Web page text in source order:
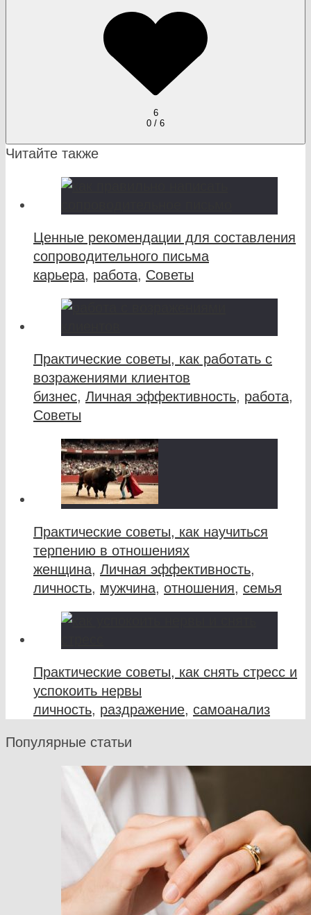
6
0 / 6
Читайте также
Ценные рекомендации для составления
сопроводительного письма
карьера, работа, Советы
Практические советы, как работать с
возражениями клиентов
бизнес, Личная эффективность, работа,
Советы
Практические советы, как научиться
терпению в отношениях
женщина, Личная эффективность,
личность, мужчина, отношения, семья
Практические советы, как снять стресс и
успокоить нервы
личность, раздражение, самоанализ
Популярные статьи